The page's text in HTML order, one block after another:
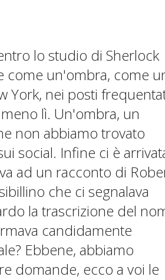
lo studio di Sherlock
come un'ombra, come
York, nei posti
lì. Un'ombra, un
non abbiamo trovato
social. Infine ci è
ad un racconto di
che ci segnalava
la trascrizione del
candidamente
Ebbene, abbiamo
domande, ecco a voi le